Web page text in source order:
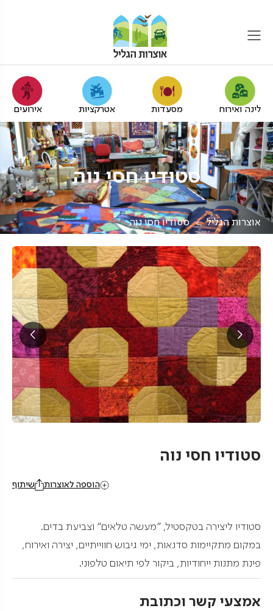
לינה ואירוח מסעדות אטרקציות אירועים
סטודיו חסי נוה
אוצרות הגליל סטודיו חסי נוה
סטודיו חסי נוה
שיתוף הוספה לאוצרות
סטודיו ליצירה בטקסטיל, "מעשה טלאים" וצביעת בדים.
במקום מתקיימות סדנאות, ימי גיבוש חווייתיים, יצירה ואירוח,
פינת מתנות ייחודיות, ביקור לפי תיאום טלפוני.
אמצעי קשר וכתובת